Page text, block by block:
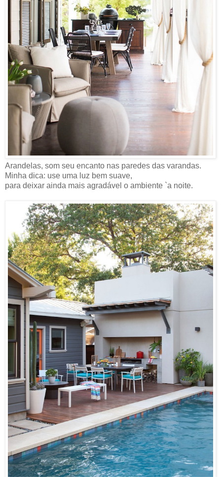
Arandelas, som seu encanto nas paredes das varandas.
Minha dica: use uma luz bem suave,
para deixar ainda mais agradável o ambiente `a noite.